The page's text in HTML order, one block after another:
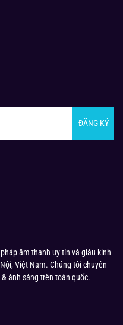
ĐĂNG KÝ
âm thanh uy tín và giàu kinh
Việt Nam. Chúng tôi chuyên
ánh sáng trên toàn quốc.